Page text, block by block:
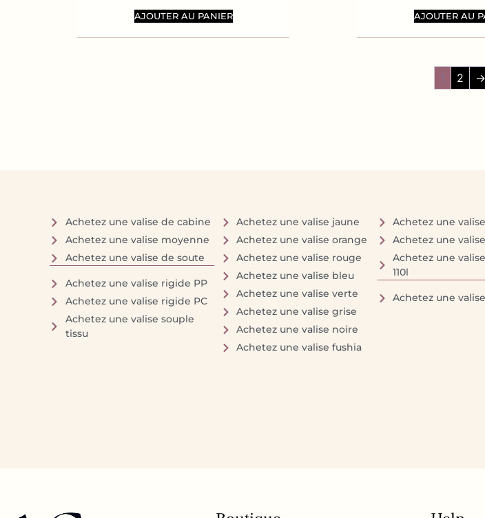
AJOUTER AU PANIER AJOUTER AU
1 2 →
Achetez une valise de cabine
Achetez une valise moyenne
Achetez une valise de soute
Achetez une valise rigide PP
Achetez une valise rigide PC
Achetez une valise souple
tissu
Achetez une valise jaune
Achetez une valise orange
Achetez une valise rouge
Achetez une valise bleu
Achetez une valise verte
Achetez une valise grise
Achetez une valise noire
Achetez une valise fushia
Achetez une
Achetez une
Achetez une
110l
Achetez une